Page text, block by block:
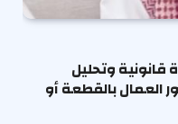
قانونية وتحليل
بالقطعة أو